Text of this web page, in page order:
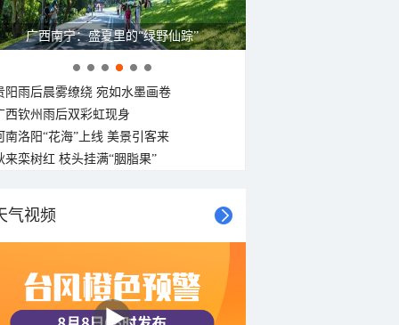
广西南宁：盛夏里的“绿野仙踪”
阳雨后晨雾缭绕 宛如水墨画卷
西钦州雨后双彩虹现身
南洛阳“花海”上线 美景引客来
来栾树红 枝头挂满“胭脂果”
气视频